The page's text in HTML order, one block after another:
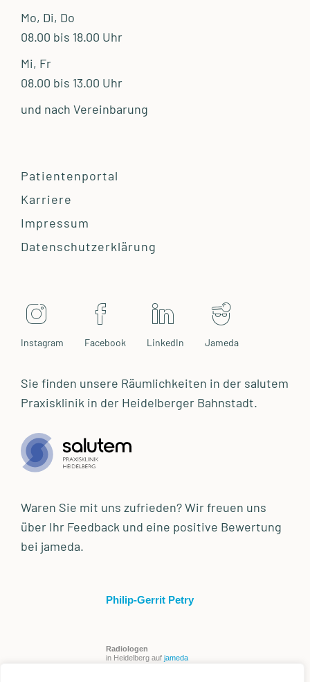
Mo, Di, Do
08.00 bis 18.00 Uhr
Mi, Fr
08.00 bis 13.00 Uhr
und nach Vereinbarung
Patientenportal
Karriere
Impressum
Datenschutzerklärung
Instagram Facebook LinkedIn Jameda
Sie finden unsere Räumlichkeiten in der salutem
Praxisklinik in der Heidelberger Bahnstadt.
Waren Sie mit uns zufrieden? Wir freuen uns
über Ihr Feedback und eine positive Bewertung
bei jameda.
Philip-Gerrit Petry
Radiologen
in Heidelberg auf jameda